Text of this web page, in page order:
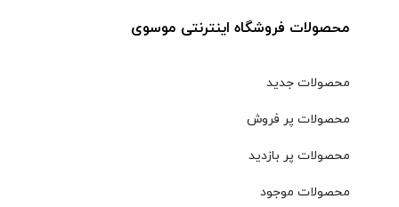
محصولات فروشگاه اینترنتی موسوی
محصولات جدید
محصولات پر فروش
محصولات پر بازدید
محصولات موجود